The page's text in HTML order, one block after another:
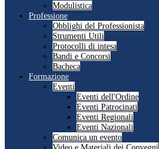
Modulistica
Professione
Obblighi del Professionista
Strumenti Utili
Protocolli di intesa
Bandi e Concorsi
Bacheca
Formazione
Eventi
Eventi dell'Ordine
Eventi Patrocinati
Eventi Regionali
Eventi Nazionali
Comunica un evento